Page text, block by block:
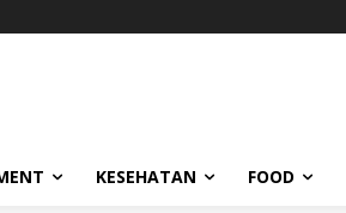
KESEHATAN FOOD